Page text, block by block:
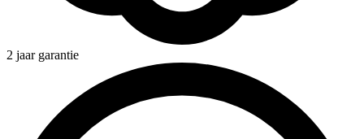
2 jaar garantie